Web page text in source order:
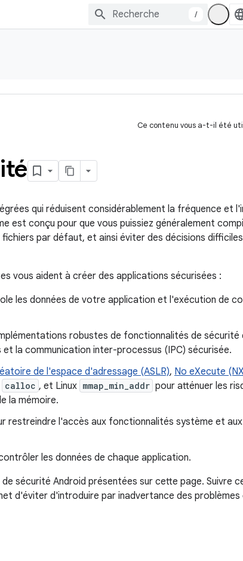
/
Ce contenu vous a-t-il été
qui réduisent considérablement la fréquence et
est conçu pour que vous puissiez généralement
par défaut, et ainsi éviter des décisions
vous aident à créer des applications sécurisées :
les données de votre application et l'exécution de
robustes de fonctionnalités de sécurité
la communication inter-processus (IPC) sécurisée.
de l'espace d'adressage (ASLR), No eXecute
calloc , et Linux mmap_min_addr pour atténuer les
la mémoire.
restreindre l'accès aux fonctionnalités système et
les données de chaque application.
sécurité Android présentées sur cette page. Suivre
d'éviter d'introduire par inadvertance des problèmes